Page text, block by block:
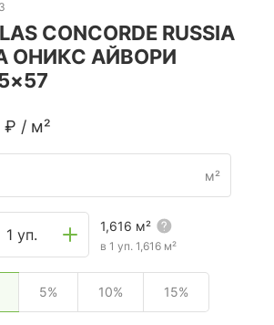
CONCORDE RUSSIA
ОНИКС АЙВОРИ
₽ / м²
м²
1 уп. 1,616 м²
в 1 уп. 1,616 м²
5% 10% 15%